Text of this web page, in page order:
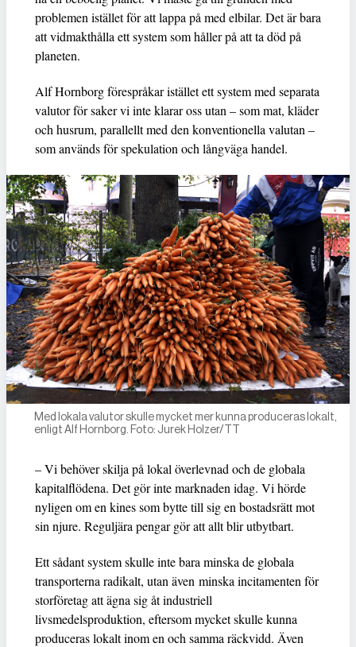
problemen istället för att lappa på med elbilar. Det är bara
att vidmakthålla ett system som håller på att ta död på
planeten.
Alf Hornborg förespråkar istället ett system med separata
valutor för saker vi inte klarar oss utan – som mat, kläder
och husrum, parallellt med den konventionella valutan –
som används för spekulation och långväga handel.
Med lokala valutor skulle mycket mer kunna produceras lokalt,
enligt Alf Hornborg. Foto: Jurek Holzer/TT
– Vi behöver skilja på lokal överlevnad och de globala
kapitalflödena. Det gör inte marknaden idag. Vi hörde
nyligen om en kines som bytte till sig en bostadsrätt mot
sin njure. Reguljära pengar gör att allt blir utbytbart.
Ett sådant system skulle inte bara minska de globala
transporterna radikalt, utan även minska incitamenten för
storföretag att ägna sig åt industriell
livsmedelsproduktion, eftersom mycket skulle kunna
produceras lokalt inom en och samma räckvidd. Även